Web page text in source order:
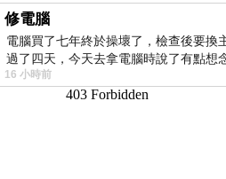
修電腦
電腦買了七年終於操壞了，檢查後要換
過了四天，今天去拿電腦時說了有點想
16 小時前